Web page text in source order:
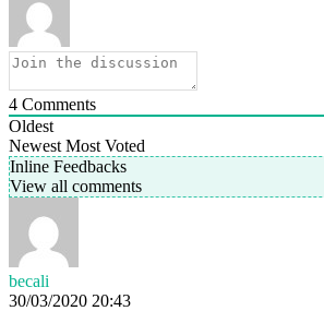
4 Comments
Oldest
Newest Most Voted
Inline Feedbacks
View all comments
becali
30/03/2020 20:43